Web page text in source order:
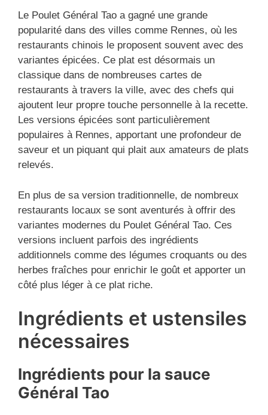
Le Poulet Général Tao a gagné une grande
popularité dans des villes comme Rennes, où les
restaurants chinois le proposent souvent avec des
variantes épicées. Ce plat est désormais un
classique dans de nombreuses cartes de
restaurants à travers la ville, avec des chefs qui
ajoutent leur propre touche personnelle à la recette.
Les versions épicées sont particulièrement
populaires à Rennes, apportant une profondeur de
saveur et un piquant qui plait aux amateurs de plats
relevés.
En plus de sa version traditionnelle, de nombreux
restaurants locaux se sont aventurés à offrir des
variantes modernes du Poulet Général Tao. Ces
versions incluent parfois des ingrédients
additionnels comme des légumes croquants ou des
herbes fraîches pour enrichir le goût et apporter un
côté plus léger à ce plat riche.
Ingrédients et ustensiles
nécessaires
Ingrédients pour la sauce
Général Tao